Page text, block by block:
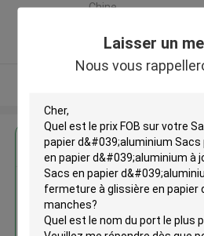
Laisser un
Nous vous
,Chine
Fournisseur
Sacs